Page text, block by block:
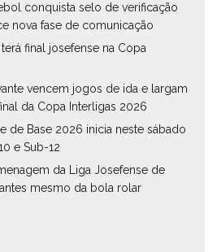
conquista selo de verificação
nova fase de comunicação
final josefense na Copa
vencem jogos de ida e largam
da Copa Interligas 2026
de Base 2026 inicia neste sábado
e Sub-12
da Liga Josefense de
mesmo da bola rolar